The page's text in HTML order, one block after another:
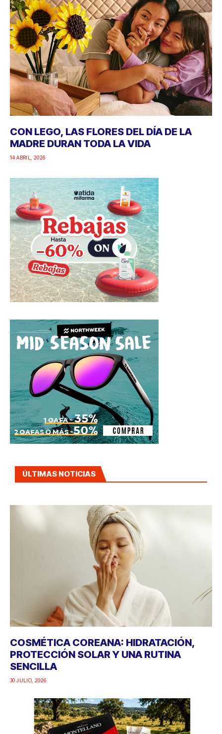
CON LEGO, LAS FLORES DEL DÍA DE LA
MADRE DURAN TODA LA VIDA
14 ABRIL, 2026
ÚLTIMAS NOTICIAS
COSMÉTICA COREANA: HIDRATACIÓN,
PROTECCIÓN SOLAR Y UNA RUTINA
SENCILLA
30 JULIO, 2026